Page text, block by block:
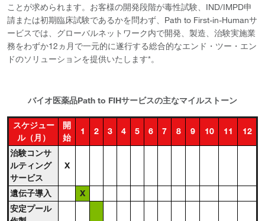
ことが求められます。お客様の開発段階が毒性試験、IND/IMPD申
請または初期臨床試験であるかを問わず、Path to First-in-Humanサ
ービスでは、グローバルネットワーク内で開発、製造、治験実施業
務をわずか12ヵ月で一元的に遂行する総合的なエンド・ツー・エン
ドのソリューションを提供いたします*。
バイオ医薬品Path to FIHサービスの主なマイルストーン
スケジュー
ル（月）
開
始
1 2 3 4 5 6 7 8 9 10 11 12
治験コンサ
ルティング
サービス
X
遺伝子導入
X
安定プール